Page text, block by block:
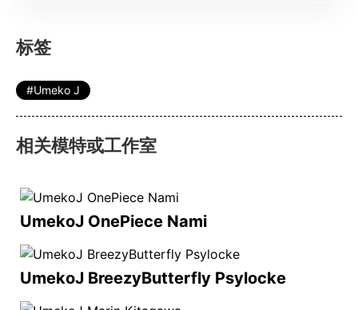
标签
Umeko J
相关模特或工作室
UmekoJ OnePiece Nami
UmekoJ BreezyButterfly Psylocke